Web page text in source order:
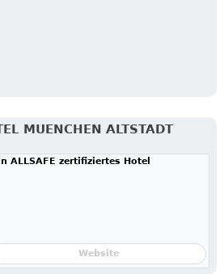
MUENCHEN ALTSTADT
ALLSAFE zertifiziertes Hotel
Website